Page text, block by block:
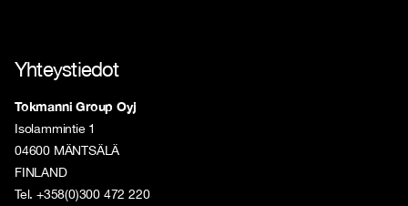
Yhteystiedot
Tokmanni Group Oyj
Isolammintie 1
04600 MÄNTSÄLÄ
FINLAND
Tel. +358(0)300 472 220